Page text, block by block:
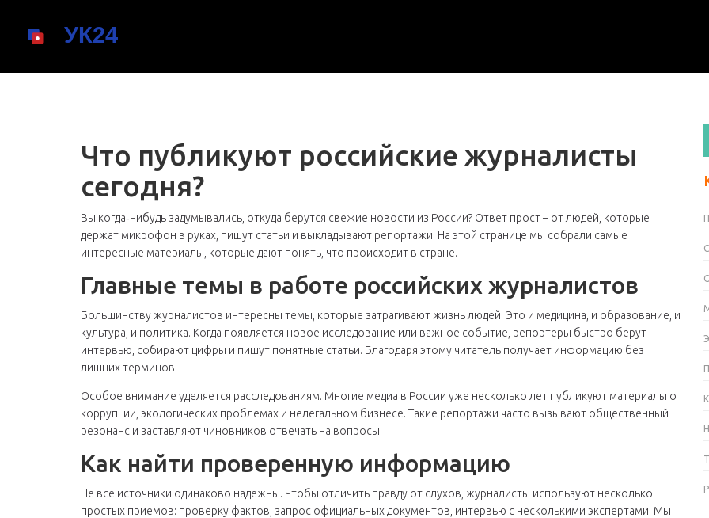
Что публикуют российские журналисты
сегодня?
Вы когда‑нибудь задумывались, откуда берутся свежие новости из России? Ответ прост – от людей, которые
держат микрофон в руках, пишут статьи и выкладывают репортажи. На этой странице мы собрали самые
интересные материалы, которые дают понять, что происходит в стране.
Главные темы в работе российских журналистов
Большинству журналистов интересны темы, которые затрагивают жизнь людей. Это и медицина, и образование, и
культура, и политика. Когда появляется новое исследование или важное событие, репортеры быстро берут
интервью, собирают цифры и пишут понятные статьи. Благодаря этому читатель получает информацию без
лишних терминов.
Особое внимание уделяется расследованиям. Многие медиа в России уже несколько лет публикуют материалы о
коррупции, экологических проблемах и нелегальном бизнесе. Такие репортажи часто вызывают общественный
резонанс и заставляют чиновников отвечать на вопросы.
Как найти проверенную информацию
Не все источники одинаково надежны. Чтобы отличить правду от слухов, журналисты используют несколько
простых приемов: проверку фактов, запрос официальных документов, интервью с несколькими экспертами. Мы